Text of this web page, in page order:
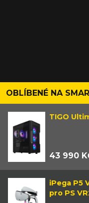
OBLÍBENÉ NA
TIGO
43 990
iPega P5
pro PS